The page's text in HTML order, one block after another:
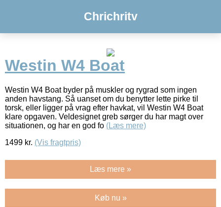
Chrichritv
Westin W4 Boat
Westin W4 Boat byder på muskler og rygrad som ingen
anden havstang. Så uanset om du benytter lette pirke til
torsk, eller ligger på vrag efter havkat, vil Westin W4 Boat
klare opgaven. Veldesignet greb sørger du har magt over
situationen, og har en god fo (Læs mere)
1499 kr. (Vis fragtpris)
Læs mere »
Køb nu »